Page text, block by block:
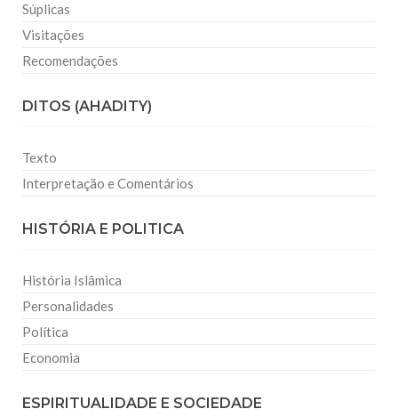
Súplicas
Visitações
Recomendações
DITOS (AHADITY)
Texto
Interpretação e Comentários
HISTÓRIA E POLITICA
História Islâmica
Personalidades
Política
Economia
ESPIRITUALIDADE E SOCIEDADE